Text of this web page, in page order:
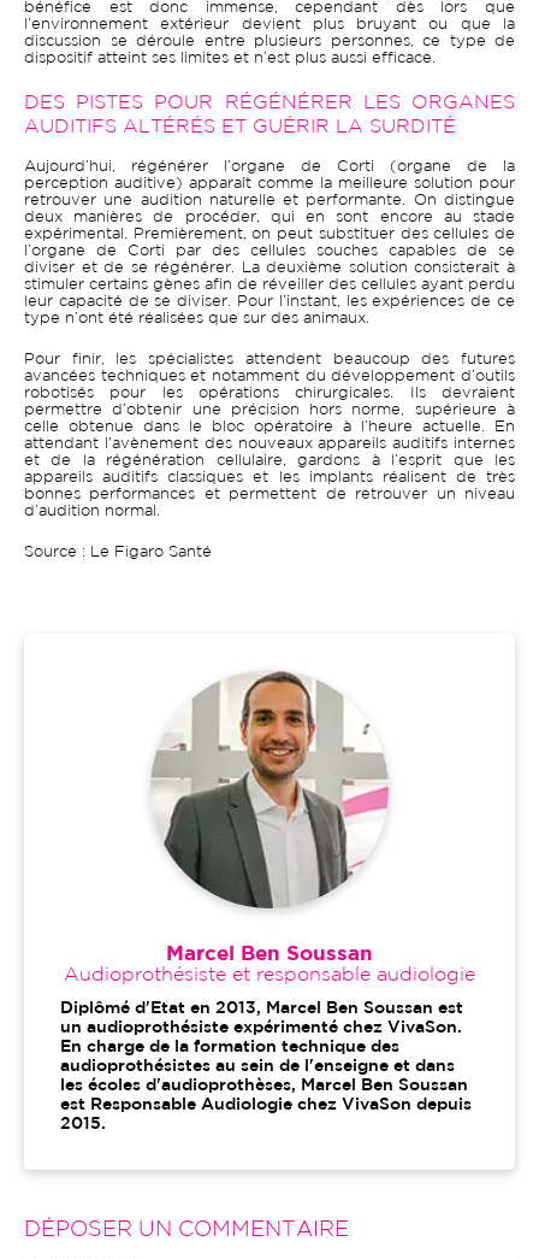
bénéfice est donc immense, cependant dès lors que
l’environnement extérieur devient plus bruyant ou que la
discussion se déroule entre plusieurs personnes, ce type de
dispositif atteint ses limites et n’est plus aussi efficace.
DES PISTES POUR RÉGÉNÉRER LES ORGANES
AUDITIFS ALTÉRÉS ET GUÉRIR LA SURDITÉ
Aujourd’hui, régénérer l’organe de Corti (organe de la
perception auditive) apparaît comme la meilleure solution pour
retrouver une audition naturelle et performante. On distingue
deux manières de procéder, qui en sont encore au stade
expérimental. Premièrement, on peut substituer des cellules de
l’organe de Corti par des cellules souches capables de se
diviser et de se régénérer. La deuxième solution consisterait à
stimuler certains gènes afin de réveiller des cellules ayant perdu
leur capacité de se diviser. Pour l’instant, les expériences de ce
type n’ont été réalisées que sur des animaux.
Pour finir, les spécialistes attendent beaucoup des futures
avancées techniques et notamment du développement d’outils
robotisés pour les opérations chirurgicales. Ils devraient
permettre d’obtenir une précision hors norme, supérieure à
celle obtenue dans le bloc opératoire à l’heure actuelle. En
attendant l'avènement des nouveaux appareils auditifs internes
et de la régénération cellulaire, gardons à l’esprit que les
appareils auditifs classiques et les implants réalisent de très
bonnes performances et permettent de retrouver un niveau
d’audition normal.
Source : Le Figaro Santé
Marcel Ben Soussan
Audioprothésiste et responsable audiologie
Diplômé d'Etat en 2013, Marcel Ben Soussan est
un audioprothésiste expérimenté chez VivaSon.
En charge de la formation technique des
audioprothésistes au sein de l'enseigne et dans
les écoles d'audioprothèses, Marcel Ben Soussan
est Responsable Audiologie chez VivaSon depuis
2015.
DÉPOSER UN COMMENTAIRE